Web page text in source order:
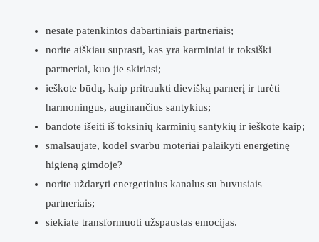
nesate patenkintos dabartiniais partneriais;
norite aiškiau suprasti, kas yra karminiai ir toksiški
partneriai, kuo jie skiriasi;
ieškote būdų, kaip pritraukti dievišką parnerį ir turėti
harmoningus, auginančius santykius;
bandote išeiti iš toksinių karminių santykių ir ieškote kaip;
smalsaujate, kodėl svarbu moteriai palaikyti energetinę
higieną gimdoje?
norite uždaryti energetinius kanalus su buvusiais
partneriais;
siekiate transformuoti užspaustas emocijas.